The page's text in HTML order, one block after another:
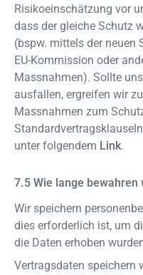
Risikoeinschätzung vor
dass der gleiche Schutz
(bspw. mittels der neuen
EU-Kommission oder
Massnahmen). Sollte
ausfallen, ergreifen wir
Massnahmen zum
unter folgendem Link.
Wie lange bewahren
Wir speichern
dies erforderlich ist, um
die Daten erhoben
Vertragsdaten speichern